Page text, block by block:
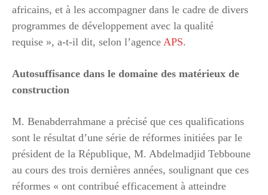
africains, et à les accompagner dans le cadre de divers
programmes de développement avec la qualité
requise », a-t-il dit, selon l’agence APS.
Autosuffisance dans le domaine des matérieux de
construction
M. Benabderrahmane a précisé que ces qualifications
sont le résultat d’une série de réformes initiées par le
président de la République, M. Abdelmadjid Tebboune
au cours des trois dernières années, soulignant que ces
réformes « ont contribué efficacement à atteindre